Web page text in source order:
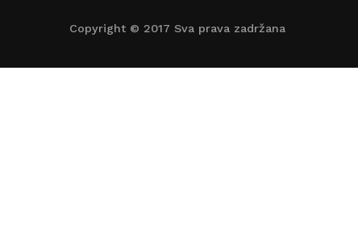
Copyright © 2017 Sva prava zadržana